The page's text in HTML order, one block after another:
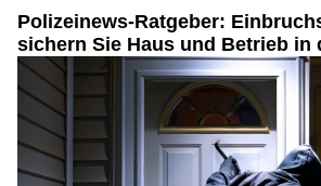
Polizeinews-Ratgeber:
sichern Sie Haus und Betrieb in